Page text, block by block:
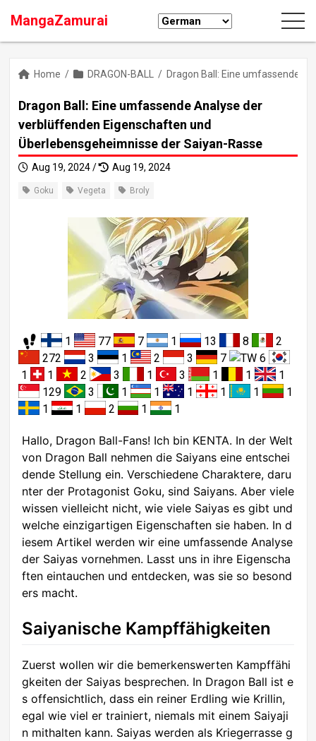
MangaZamurai
Home / DRAGON-BALL / Dragon Ball: Eine umfassende
Dragon Ball: Eine umfassende Analyse der
verblüffenden Eigenschaften und
Überlebensgeheimnisse der Saiyan-Rasse
Aug 19, 2024 / Aug 19, 2024
Goku Vegeta Broly
1 77 7 1 13 8
2
272
3 1 2 3 7
6
1
1 2 3 1 3 1 1
1
129
3 1 1 1 1 1
1
1
1 2 1 1
Hallo, Dragon Ball-Fans! Ich bin KENTA. In der Welt
von Dragon Ball nehmen die Saiyans eine entschei
dende Stellung ein. Verschiedene Charaktere, daru
nter der Protagonist Goku, sind Saiyans. Aber viele
wissen vielleicht nicht, wie viele Saiyas es gibt und
welche einzigartigen Eigenschaften sie haben. In d
iesem Artikel werden wir eine umfassende Analyse
der Saiyas vornehmen. Lasst uns in ihre Eigenscha
ften eintauchen und entdecken, was sie so besond
ers macht.
Saiyanische Kampffähigkeiten
Zuerst wollen wir die bemerkenswerten Kampffähi
gkeiten der Saiyas besprechen. In Dragon Ball ist e
s offensichtlich, dass ein reiner Erdling wie Krillin,
egal wie viel er trainiert, niemals mit einem Saiyaji
n mithalten kann. Saiyas werden als Kriegerrasse g